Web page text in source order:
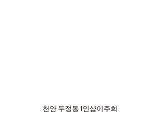
천안 두정동 1인샵이주희